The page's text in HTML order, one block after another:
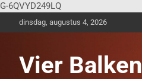
G-6QVYD249LQ
dinsdag, augustus 4, 2026
Vier Balken